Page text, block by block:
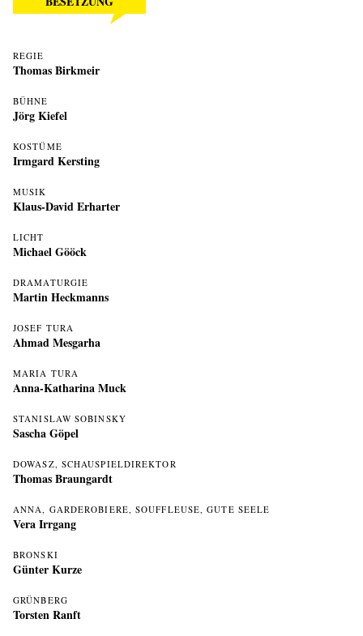
REGIE
Thomas Birkmeir
BÜHNE
Jörg Kiefel
KOSTÜME
Irmgard Kersting
MUSIK
Klaus-David Erharter
LICHT
Michael Gööck
DRAMATURGIE
Martin Heckmanns
JOSEF TURA
Ahmad Mesgarha
MARIA TURA
Anna-Katharina Muck
STANISLAW SOBINSKY
Sascha Göpel
DOWASZ, SCHAUSPIELDIREKTOR
Thomas Braungardt
ANNA, GARDEROBIERE, SOUFFLEUSE, GUTE SEELE
Vera Irrgang
BRONSKI
Günter Kurze
GRÜNBERG
Torsten Ranft